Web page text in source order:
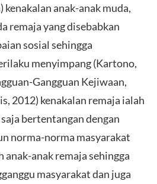
anak-anak muda,
remaja yang disebabkan
sosial sehingga
menyimpang (Kartono,
Gangguan Kejiwaan,
2012) kenakalan remaja ialah
bertentangan dengan
norma-norma masyarakat
anak-anak remaja sehingga
masyarakat dan juga